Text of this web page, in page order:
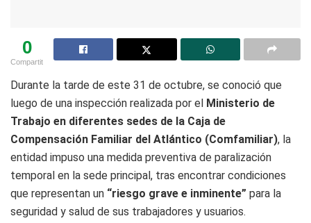
0
Compartit
Durante la tarde de este 31 de octubre, se conoció que
luego de una inspección realizada por el Ministerio de
Trabajo en diferentes sedes de la Caja de
Compensación Familiar del Atlántico (Comfamiliar), la
entidad impuso una medida preventiva de paralización
temporal en la sede principal, tras encontrar condiciones
que representan un “riesgo grave e inminente” para la
seguridad y salud de sus trabajadores y usuarios.